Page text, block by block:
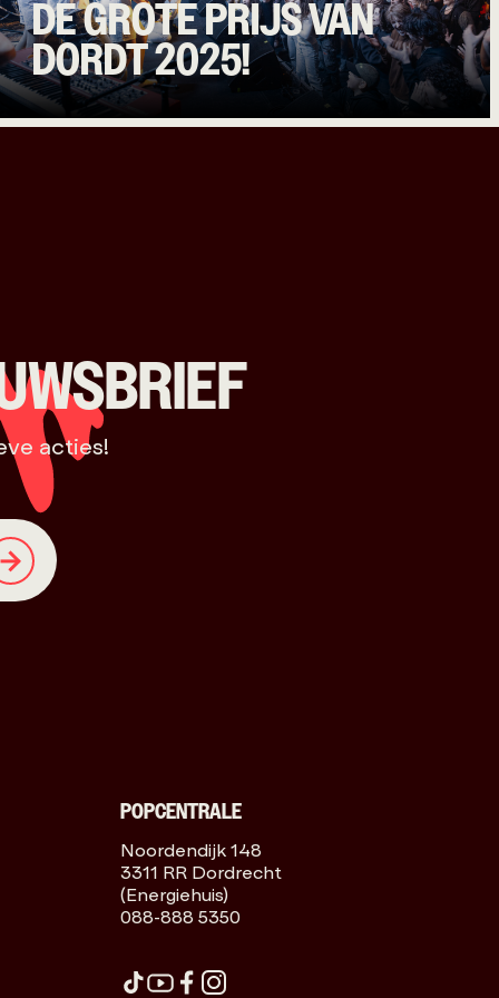
DE GROTE PRIJS VAN
DORDT 2025!
acties!
POPCENTRALE
Noordendijk 148
3311 RR Dordrecht
(Energiehuis)
088-888 5350